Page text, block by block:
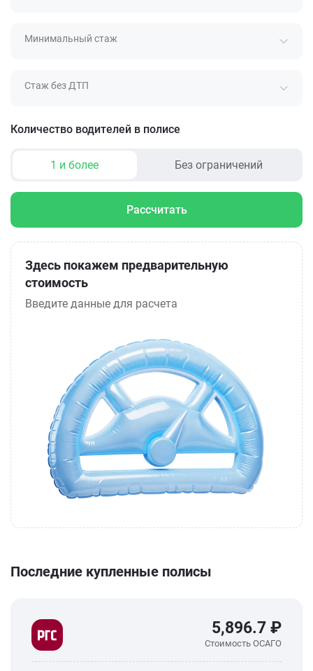
Минимальный стаж
Стаж без ДТП
Количество водителей в полисе
1 и более Без ограничений
Рассчитать
Здесь покажем предварительную
стоимость
Введите данные для расчета
Последние купленные полисы
5,896.7 ₽
Стоимость ОСАГО